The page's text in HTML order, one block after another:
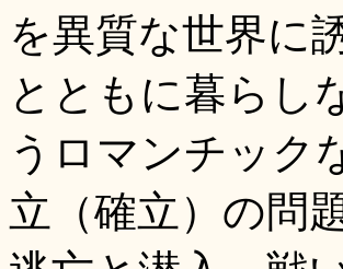
を異質な世界に
とともに暮らし
うロマンチック
立（確立）の問